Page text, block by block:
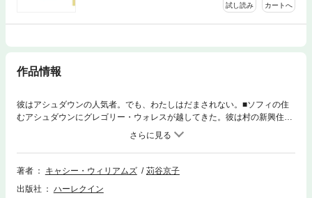
試し読み カートへ
作品情報
彼はアシュダウンの人気者。でも、わたしはだまされない。■ソフィの住
むアシュダウンにグレゴリー・ウォレスが越してきた。彼は村の新興住宅
地の開発業者で、経済の活性化に貢献したと、みんな諸手を上げての歓迎
ムードだ。だが、ソフィは知っている。やりての実業家の真の姿を。もと
の夫アランのように、うわべだけ魅力的で冷たく、田舎の人々を見下す人
間に違いないのだ。アランの望まない妊娠をしたことで捨てられたソフィ
持つつもりはいっさいない。ところが、アシュダウンにやってきたグレゴ
著者 キャシー・ウィリアムズ
苅谷京子
出版社
ハーレクイン